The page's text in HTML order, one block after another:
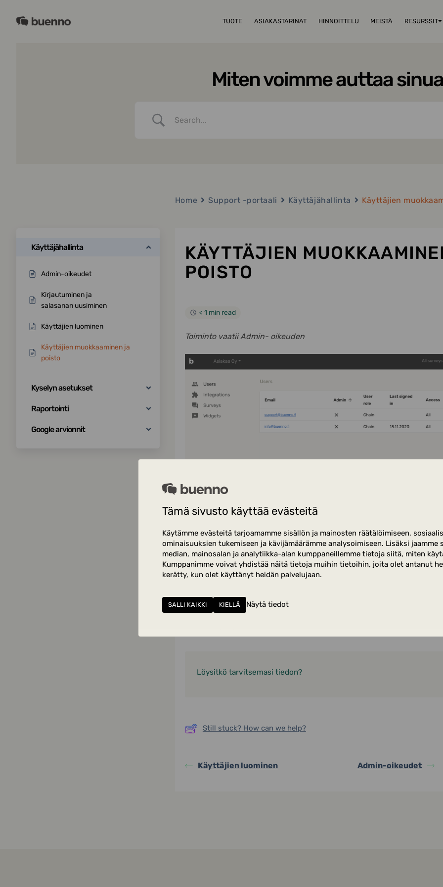
Tämä sivusto käyttää evästeitä
Käytämme evästeitä tarjoamamme sisällön ja mainosten räätälöimiseen,
ominaisuuksien tukemiseen ja kävijämäärämme analysoimiseen. Lisäksi jaamme
median, mainosalan ja analytiikka-alan kumppaneillemme tietoja siitä, miten
Kumppanimme voivat yhdistää näitä tietoja muihin tietoihin, joita olet antanut
kerätty, kun olet käyttänyt heidän palvelujaan.
SALLI KAIKKI KIELLÄ Näytä tiedot
sisältöönBuenno TUOTE ASIAKASTARINAT HINNOITTELU MEISTÄ RESURSSIT
Miten voimme auttaa
Käyttäjähallinta
Admin-oikeudet
Kirjautuminen ja
salasanan uusiminen
Käyttäjien luominen
Käyttäjien muokkaaminen ja
poisto
Kyselyn asetukset
Raportointi
Google arvionnit
Home Support -portaali Käyttäjähallinta Käyttäjien
KÄYTTÄJIEN
POISTO
< 1 min read
Toiminto vaatii Admin- oikeuden
Siirry vasemmasta valikostaUsers. Näet listan kaikista käyttäjistä
Napsauta muokattavan käyttäjän kohdaltaEdit.
Voit muuttaa käyttäjän nimeä, roolia, kieliasetusta, Admin-oikeutta ja
Sähköpostiosoitetta ei voi muuttaa.
NapsautaSave kun muutokset on tehty.
Löysitkö tarvitsemasi tiedon?
Still stuck? How can we help?
Käyttäjien luominen Admin-oikeudet